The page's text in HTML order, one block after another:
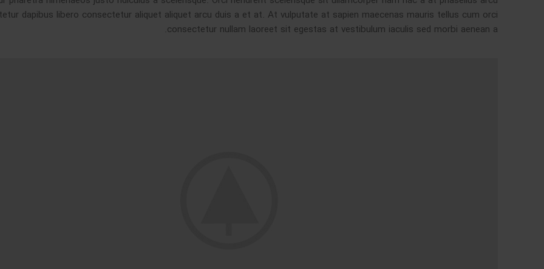
dapibus libero consectetur aliquet aliquet arcu duis a et at. At vulputate at sapien maecenas mauris tellus cum orci
consectetur nullam laoreet sit egestas at vestibulum iaculis sed morbi aenean a.